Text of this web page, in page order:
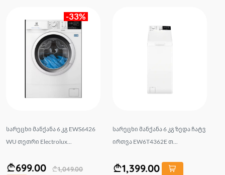
-33%
სარეცხი მანქანა 6 კგ EWS6426
WU თეთრი Electrolux...
699.00 1,049.00
სარეცხი მანქანა 6 კგ ზედა ჩატვ
ირთვა EW6T4362E თ...
1,399.00